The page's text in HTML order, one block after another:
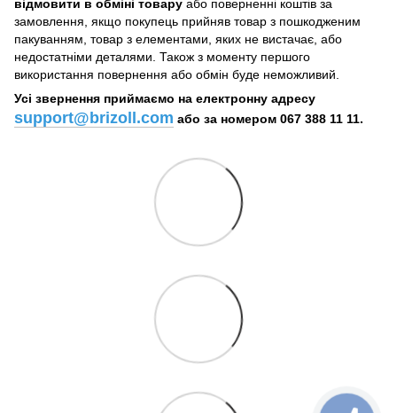
відмовити в обміні товару або поверненні коштів за
замовлення, якщо покупець прийняв товар з пошкодженим
пакуванням, товар з елементами, яких не вистачає, або
недостатніми деталями. Також з моменту першого
використання повернення або обмін буде неможливий.
Усі звернення приймаємо на електронну адресу
support@brizoll.com або за номером 067 388 11 11.